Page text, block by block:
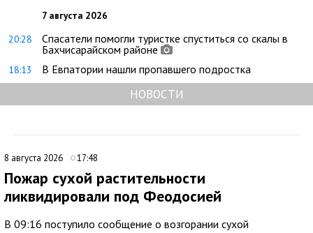
7 августа 2026
20:28
Спасатели помогли туристке спуститься со скалы в
Бахчисарайском районе
18:13 В Евпатории нашли пропавшего подростка
НОВОСТИ
8 августа 2026 17:48
Пожар сухой растительности
ликвидировали под Феодосией
В 09:16 поступило сообщение о возгорании сухой